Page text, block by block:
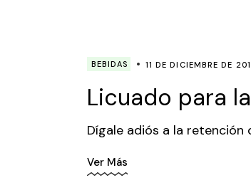
BEBIDAS 11 DE DICIEMBRE DE
Licuado para
Dígale adiós a la
Ver Más